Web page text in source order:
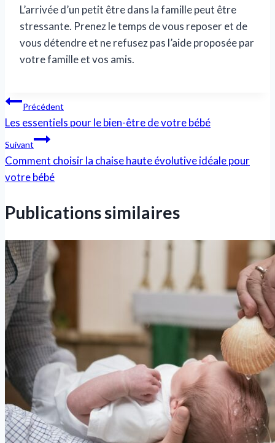
L’arrivée d’un petit être dans la famille peut être
stressante. Prenez le temps de vous reposer et de
vous détendre et ne refusez pas l’aide proposée par
votre famille et vos amis.
Navigation
de
l’article
Précédent
Les essentiels pour le bien-être de votre bébé
Suivant
Comment choisir la chaise haute évolutive idéale pour
votre bébé
Publications similaires